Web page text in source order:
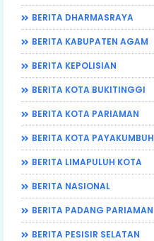
BERITA DHARMASRAYA
BERITA KABUPATEN AGAM
BERITA KEPOLISIAN
BERITA KOTA BUKITINGGI
BERITA KOTA PARIAMAN
BERITA KOTA PAYAKUMBUH
BERITA LIMAPULUH KOTA
BERITA NASIONAL
BERITA PADANG PARIAMAN
BERITA PESISIR SELATAN